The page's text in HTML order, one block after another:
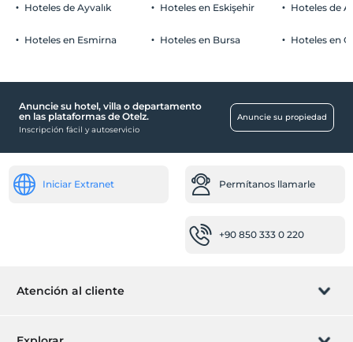
Hoteles de Ayvalık
Hoteles en Esmirna
Hoteles en Eskişehir
Hoteles en Bursa
Hoteles de
Hoteles en
Anuncie su hotel, villa o departamento
en las plataformas de Otelz.
Inscripción fácil y autoservicio
Anuncie su propiedad
Iniciar Extranet Permítanos llamarle
+90 850 333 0 220
Atención al cliente
Gestionar reservas